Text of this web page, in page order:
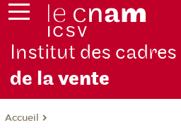
Institut des cadres
de lavente
Accueil